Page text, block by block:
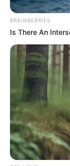
Tiercé
Qui est le
Tiercé
sélection de
Tocard.fr.
donne les
BRAINBERRIES
Is There An